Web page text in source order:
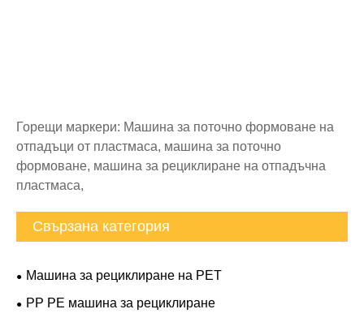
Горещи маркери: Машина за поточно формоване на
отпадъци от пластмаса, машина за поточно
формоване, машина за рециклиране на отпадъчна
пластмаса,
Свързана категория
Машина за рециклиране на PET
PP PE машина за рециклиране